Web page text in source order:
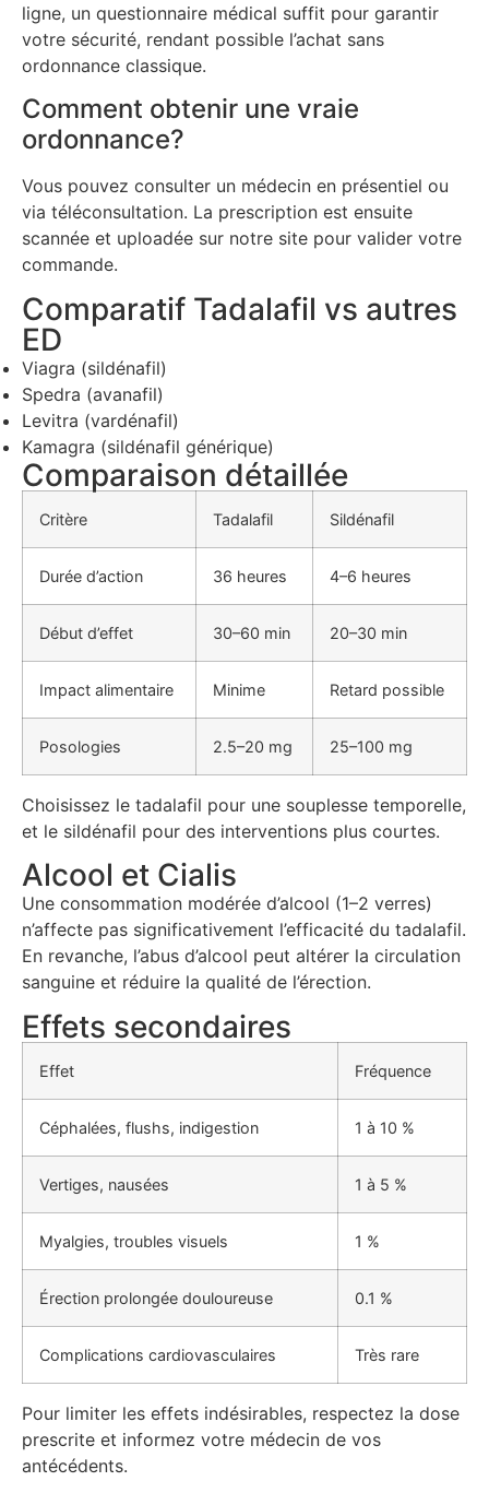
ligne, un questionnaire médical suffit pour garantir
votre sécurité, rendant possible l’achat sans
ordonnance classique.
Comment obtenir une vraie
ordonnance?
Vous pouvez consulter un médecin en présentiel ou
via téléconsultation. La prescription est ensuite
scannée et uploadée sur notre site pour valider votre
commande.
Comparatif Tadalafil vs autres
ED
Viagra (sildénafil)
Spedra (avanafil)
Levitra (vardénafil)
Kamagra (sildénafil générique)
Comparaison détaillée
Critère Tadalafil Sildénafil
Durée d’action 36 heures 4–6 heures
Début d’effet 30–60 min 20–30 min
Impact alimentaire Minime Retard possible
Posologies 2.5–20 mg 25–100 mg
Choisissez le tadalafil pour une souplesse temporelle,
et le sildénafil pour des interventions plus courtes.
Alcool et Cialis
Une consommation modérée d’alcool (1–2 verres)
n’affecte pas significativement l’efficacité du tadalafil.
En revanche, l’abus d’alcool peut altérer la circulation
sanguine et réduire la qualité de l’érection.
Effets secondaires
Effet Fréquence
Céphalées, flushs, indigestion 1 à 10 %
Vertiges, nausées 1 à 5 %
Myalgies, troubles visuels 1 %
Érection prolongée douloureuse 0.1 %
Complications cardiovasculaires Très rare
Pour limiter les effets indésirables, respectez la dose
prescrite et informez votre médecin de vos
antécédents.